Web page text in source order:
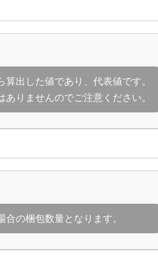
出した値であり、代表値です。
りませんのでご注意ください。
の梱包数量となります。